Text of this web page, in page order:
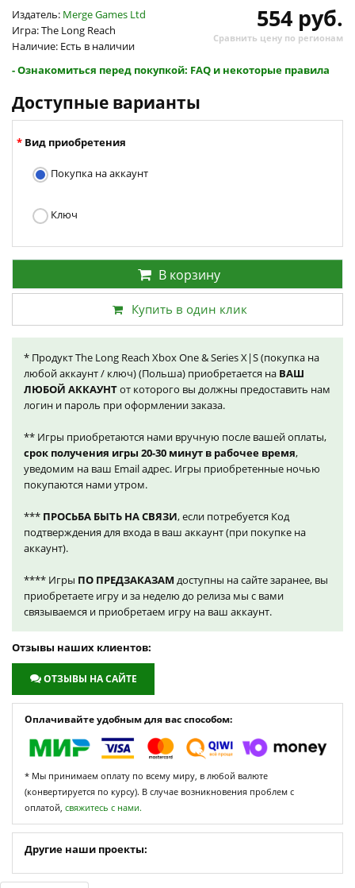
Издатель: Merge Games Ltd
Игра: The Long Reach
Наличие: Есть в наличии
554 руб.
Сравнить цену по регионам
- Ознакомиться перед покупкой: FAQ и некоторые правила
Доступные варианты
Вид приобретения
Покупка на аккаунт
Ключ
В корзину
Купить в один клик
* Продукт The Long Reach Xbox One & Series X|S (покупка на
любой аккаунт / ключ) (Польша) приобретается на ВАШ
ЛЮБОЙ АККАУНТот которого вы должны предоставить нам
логин и пароль при оформлении заказа.
** Игры приобретаются нами вручную после вашей оплаты,
срок получения игры 20-30 минут в рабочее время,
уведомим на ваш Email адрес. Игры приобретенные ночью
покупаются нами утром.
*** ПРОСЬБА БЫТЬ НА СВЯЗИ, если потребуется Код
подтверждения для входа в ваш аккаунт (при покупке на
аккаунт).
**** Игры ПО ПРЕДЗАКАЗАМ доступны на сайте заранее, вы
приобретаете игру и за неделю до релиза мы с вами
связываемся и приобретаем игру на ваш аккаунт.
Отзывы наших клиентов:
ОТЗЫВЫ НА САЙТЕ
Оплачивайте удобным для вас способом:
* Мы принимаем оплату по всему миру, в любой валюте
(конвертируется по курсу). В случае возникновения проблем с
оплатой, свяжитесь с нами.
Другие наши проекты: